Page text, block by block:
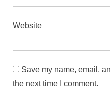
Website
Save my name, email,
the next time I comment.